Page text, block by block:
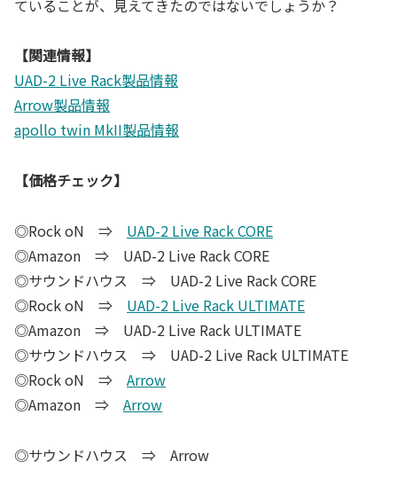
ていることが、見えてきたのではないでしょうか？
【関連情報】
UAD-2 Live Rack製品情報
Arrow製品情報
apollo twin MkII製品情報
【価格チェック】
◎Rock oN ⇒ UAD-2 Live Rack CORE
◎Amazon ⇒ UAD-2 Live Rack CORE
◎サウンドハウス ⇒ UAD-2 Live Rack CORE
◎Rock oN ⇒ UAD-2 Live Rack ULTIMATE
◎Amazon ⇒ UAD-2 Live Rack ULTIMATE
◎サウンドハウス ⇒ UAD-2 Live Rack ULTIMATE
◎Rock oN ⇒ Arrow
◎Amazon ⇒ Arrow
◎サウンドハウス ⇒ Arrow